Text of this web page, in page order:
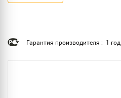
Гарантия производителя : 1 год